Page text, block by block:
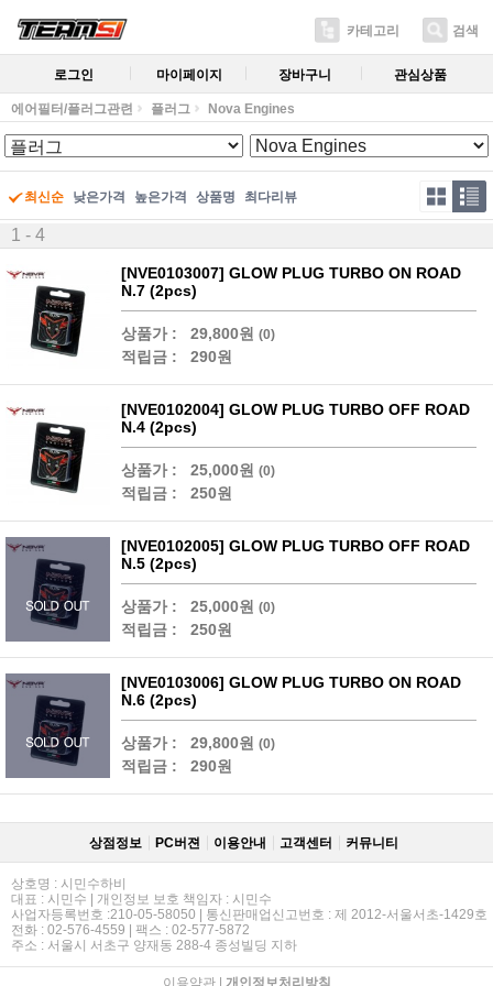
카테고리 검색
로그인 마이페이지 장바구니 관심상품
에어필터/플러그관련 플러그 Nova Engines
최신순 낮은가격 높은가격 상품명 최다리뷰
1 - 4
[NVE0103007] GLOW PLUG TURBO ON ROAD
N.7 (2pcs)
상품가 : 29,800원 (0)
적립금 : 290원
[NVE0102004] GLOW PLUG TURBO OFF ROAD
N.4 (2pcs)
상품가 : 25,000원 (0)
적립금 : 250원
[NVE0102005] GLOW PLUG TURBO OFF ROAD
N.5 (2pcs)
상품가 : 25,000원 (0)
적립금 : 250원
[NVE0103006] GLOW PLUG TURBO ON ROAD
N.6 (2pcs)
상품가 : 29,800원 (0)
적립금 : 290원
상점정보 PC버젼 이용안내 고객센터 커뮤니티
상호명 : 시민수하비
대표 : 시민수 | 개인정보 보호 책임자 : 시민수
사업자등록번호 :210-05-58050 | 통신판매업신고번호 : 제 2012-서울서초-1429호
전화 : 02-576-4559 | 팩스 : 02-577-5872
주소 : 서울시 서초구 양재동 288-4 종성빌딩 지하
이용약관| 개인정보처리방침